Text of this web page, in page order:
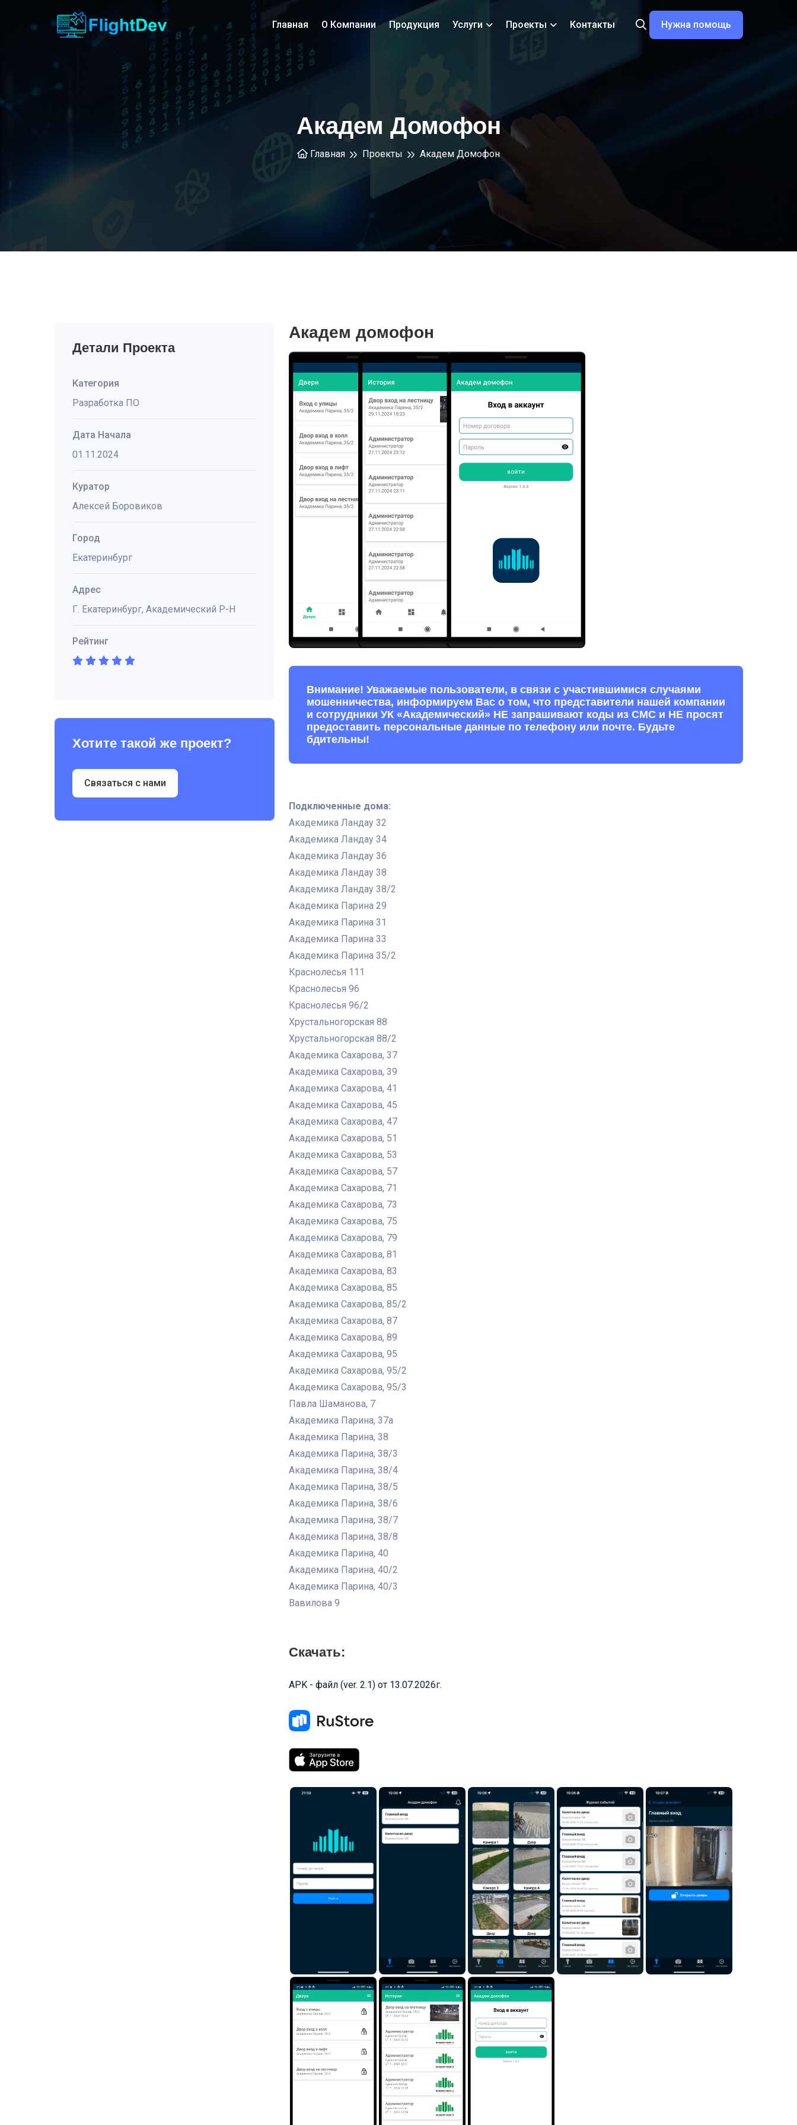
Главная О Компании Продукция Услуги Проекты Контакты Нужна помощь
Академ Домофон
Главная Проекты Академ Домофон
Детали Проекта
Категория
Разработка ПО
Дата Начала
01.11.2024
Куратор
Алексей Боровиков
Город
Екатеринбург
Адрес
Г. Екатеринбург, Академический Р-Н
Рейтинг
Хотите такой же проект?
Связаться с нами
Академ домофон
Внимание! Уважаемые пользователи, в связи с участившимися случаями
мошенничества, информируем Вас о том, что представители нашей компании
и сотрудники УК «Академический» НЕ запрашивают коды из СМС и НЕ просят
предоставить персональные данные по телефону или почте. Будьте
бдительны!
Подключенные дома:
Академика Ландау 32
Академика Ландау 34
Академика Ландау 36
Академика Ландау 38
Академика Ландау 38/2
Академика Парина 29
Академика Парина 31
Академика Парина 33
Академика Парина 35/2
Краснолесья 111
Краснолесья 96
Краснолесья 96/2
Хрустальногорская 88
Хрустальногорская 88/2
Академика Сахарова, 37
Академика Сахарова, 39
Академика Сахарова, 41
Академика Сахарова, 45
Академика Сахарова, 47
Академика Сахарова, 51
Академика Сахарова, 53
Академика Сахарова, 57
Академика Сахарова, 71
Академика Сахарова, 73
Академика Сахарова, 75
Академика Сахарова, 79
Академика Сахарова, 81
Академика Сахарова, 83
Академика Сахарова, 85
Академика Сахарова, 85/2
Академика Сахарова, 87
Академика Сахарова, 89
Академика Сахарова, 95
Академика Сахарова, 95/2
Академика Сахарова, 95/3
Павла Шаманова, 7
Академика Парина, 37а
Академика Парина, 38
Академика Парина, 38/3
Академика Парина, 38/4
Академика Парина, 38/5
Академика Парина, 38/6
Академика Парина, 38/7
Академика Парина, 38/8
Академика Парина, 40
Академика Парина, 40/2
Академика Парина, 40/3
Вавилова 9
Скачать:
APK - файл (ver. 2.1) от 13.07.2026г.